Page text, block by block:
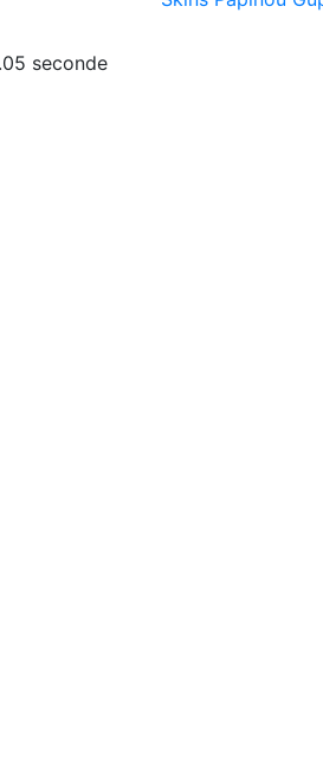
seconde